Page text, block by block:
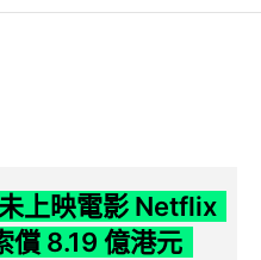
上映電影 Netflix
償 8.19 億港元